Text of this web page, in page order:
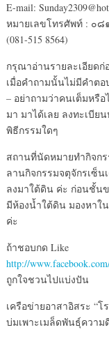
E-mail:
หมายเลขโทรศัพท์ : ๐
(081-515 8564)
กรุณาอ่านรายละเอียด
เมื่อคำถามนั้นไม่มีคำตอ
– อย่าถามว่าคนเต็มหรื
มา มาได้เลย ลงทะเบีย
พิธีกรรมใดๆ
สถานที่นัดหมายทำกิจก
ลานกิจกรรมจตุจักรเซ็น
ลงมาใต้ดิน ค่ะ ก่อนชั้น
มีห้องน้ำใต้ดิน มองหาใ
ค่ะ
ถ้าชอบกด Like
http://
ถูกใจชวนไปแบ่งปัน
เครือข่ายอาสาอิสระ “
บ่มเพาะเมล็ดพันธุ์ควา